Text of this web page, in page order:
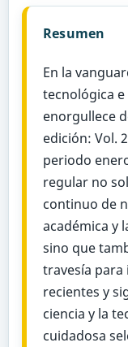
Resumen
En la
tecnológica e
enorgullece
edición: Vol.
periodo
regular no
continuo de
académica y
sino que
travesía para
recientes y
ciencia y la
cuidadosa